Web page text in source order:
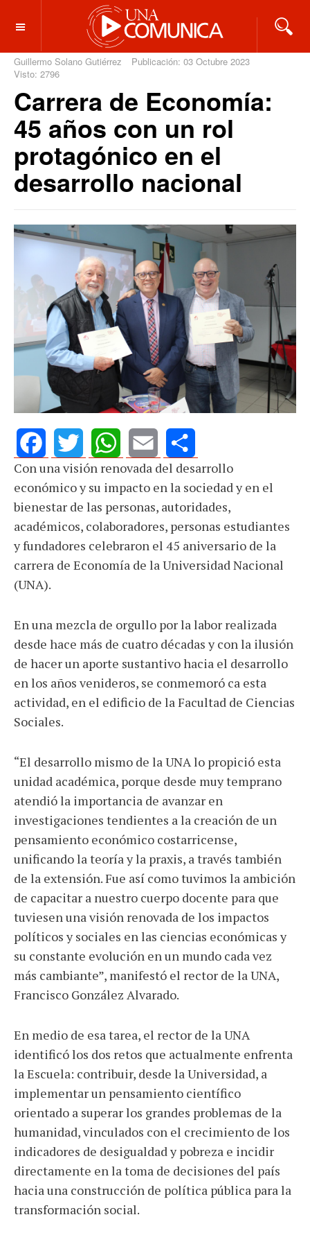
OFF CANVAS
Guillermo Solano Gutiérrez
Publicación: 03 Octubre 2023
Visto: 2796
Carrera de Economía:
45 años con un rol
protagónico en el
desarrollo nacional
FacebookTwitterWhatsApp
Email Share
Con una visión renovada del desarrollo
económico y su impacto en la sociedad y en el
bienestar de las personas, autoridades,
académicos, colaboradores, personas estudiantes
y fundadores celebraron el 45 aniversario de la
carrera de Economía de la Universidad Nacional
(UNA).
En una mezcla de orgullo por la labor realizada
desde hace más de cuatro décadas y con la ilusión
de hacer un aporte sustantivo hacia el desarrollo
en los años venideros, se conmemoró ca esta
actividad, en el edificio de la Facultad de Ciencias
Sociales.
“El desarrollo mismo de la UNA lo propició esta
unidad académica, porque desde muy temprano
atendió la importancia de avanzar en
investigaciones tendientes a la creación de un
pensamiento económico costarricense,
unificando la teoría y la praxis, a través también
de la extensión. Fue así como tuvimos la ambición
de capacitar a nuestro cuerpo docente para que
tuviesen una visión renovada de los impactos
políticos y sociales en las ciencias económicas y
su constante evolución en un mundo cada vez
más cambiante”, manifestó el rector de la UNA,
Francisco González Alvarado.
En medio de esa tarea, el rector de la UNA
identificó los dos retos que actualmente enfrenta
la Escuela: contribuir, desde la Universidad, a
implementar un pensamiento científico
orientado a superar los grandes problemas de la
humanidad, vinculados con el crecimiento de los
indicadores de desigualdad y pobreza e incidir
directamente en la toma de decisiones del país
hacia una construcción de política pública para la
transformación social.